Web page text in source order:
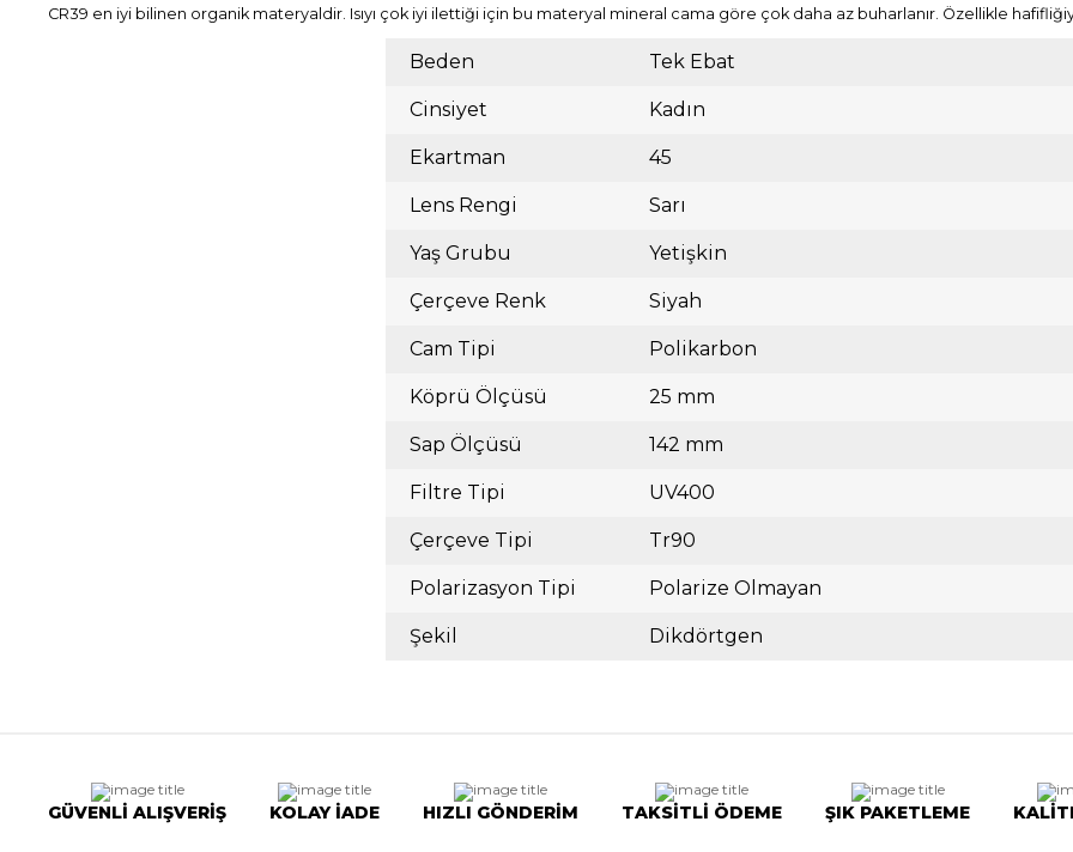
CR39 en iyi bilinen organik materyaldir. Isıyı çok iyi ilettiği için bu materyal mineral cama göre çok daha az buharlanır. Özellikle
Beden Tek Ebat
Cinsiyet Kadın
Ekartman 45
Lens Rengi Sarı
Yaş Grubu Yetişkin
Çerçeve Renk Siyah
Cam Tipi Polikarbon
Köprü Ölçüsü 25 mm
Sap Ölçüsü 142 mm
Filtre Tipi UV400
Çerçeve Tipi Tr90
Polarizasyon Tipi Polarize Olmayan
Şekil Dikdörtgen
GÜVENLİ ALIŞVERİŞ KOLAY İADE HIZLI GÖNDERİM TAKSİTLİ ÖDEME ŞIK PAKETLEME